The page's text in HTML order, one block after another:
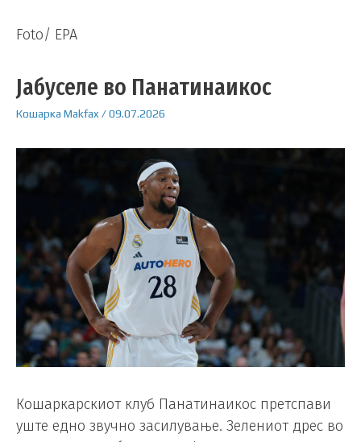
Foto/ EPA
Јабуселе во Панатинаикос
Кошарка Makfax/09.07.2026
Кошаркарскиот клуб Панатинаикос претспави
уште едно звучно засилување. Зелениот дрес во